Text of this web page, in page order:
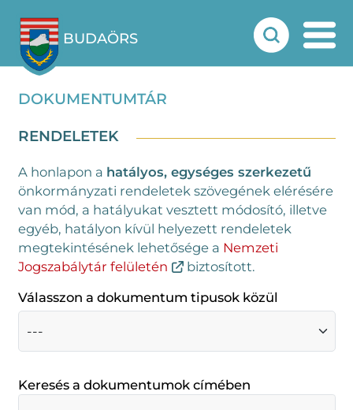
BUDAÖRS
DOKUMENTUMTÁR
RENDELETEK
A honlapon a hatályos, egységes szerkezetű
önkormányzati rendeletek szövegének elérésére
van mód, a hatályukat vesztett módosító, illetve
egyéb, hatályon kívül helyezett rendeletek
megtekintésének lehetősége a Nemzeti
Jogszabálytár felületén
biztosított.
Válasszon a dokumentum tipusok közül
Keresés a dokumentumok címében